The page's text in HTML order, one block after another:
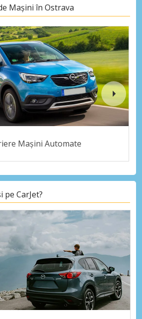
Mașini în Ostrava
Mașini Automate
pe CarJet?